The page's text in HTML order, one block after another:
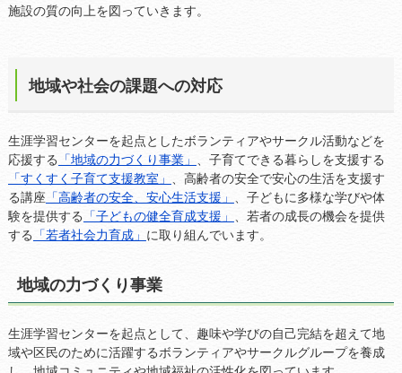
施設の質の向上を図っていきます。
地域や社会の課題への対応
生涯学習センターを起点としたボランティアやサークル活動などを
応援する 「地域の力づくり事業」 、子育てできる暮らしを支援する
「すくすく子育て支援教室」 、高齢者の安全で安心の生活を支援す
る講座 「高齢者の安全、安心生活支援」 、子どもに多様な学びや体
験を提供する 「子どもの健全育成支援」 、若者の成長の機会を提供
する 「若者社会力育成」 に取り組んでいます。
地域の力づくり事業
生涯学習センターを起点として、趣味や学びの自己完結を超えて地
域や区民のために活躍するボランティアやサークルグループを養成